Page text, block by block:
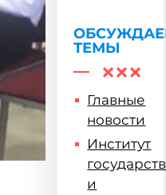
ТЕМЫ
Главные
новости
Институт
и